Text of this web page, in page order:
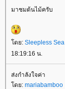
มาชมต้นไม้ครับ
ดย: Sleepless Sea
18:19:16 น.
ส่งกำลังใจค่า
ดย: mariabamboo